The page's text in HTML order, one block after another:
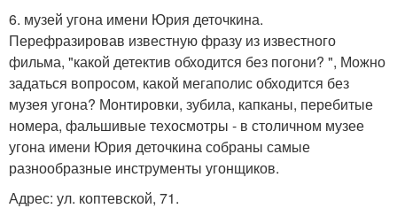
6. музей угона имени Юрия деточкина.
Перефразировав известную фразу из известного
фильма, "какой детектив обходится без погони? ", Можно
задаться вопросом, какой мегаполис обходится без
музея угона? Монтировки, зубила, капканы, перебитые
номера, фальшивые техосмотры - в столичном музее
угона имени Юрия деточкина собраны самые
разнообразные инструменты угонщиков.
Адрес: ул. коптевской, 71.